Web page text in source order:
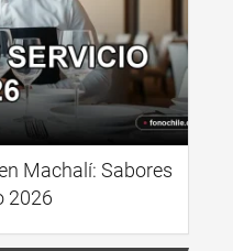
Machalí: Sabores
2026